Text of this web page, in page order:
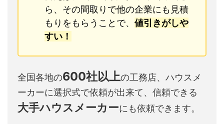
ら、その間取りで他の企業にも見積
もりをもらうことで、 値引きがしや
すい！
全国各地の600社以上の工務店、ハウスメ
ーカーに選択式で依頼が出来て、信頼できる
大手ハウスメーカーにも依頼できます。